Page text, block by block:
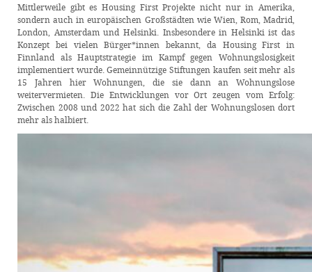
Mittlerweile gibt es Housing First Projekte nicht nur in Amerika,
sondern auch in europäischen Großstädten wie Wien, Rom, Madrid,
London, Amsterdam und Helsinki. Insbesondere in Helsinki ist das
Konzept bei vielen Bürger*innen bekannt, da Housing First in
Finnland als Hauptstrategie im Kampf gegen Wohnungslosigkeit
implementiert wurde. Gemeinnützige Stiftungen kaufen seit mehr als
15 Jahren hier Wohnungen, die sie dann an Wohnungslose
weitervermieten. Die Entwicklungen vor Ort zeugen vom Erfolg:
Zwischen 2008 und 2022 hat sich die Zahl der Wohnungslosen dort
mehr als halbiert.